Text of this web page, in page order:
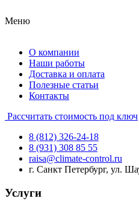
Меню
О компании
Наши работы
Доставка и оплата
Полезные статьи
Контакты
Рассчитать стоимость под ключ
8 (812) 326-24-18
8 (931) 308 85 55
raisa@climate-control.ru
г. Санкт Петербург, ул.
Услуги